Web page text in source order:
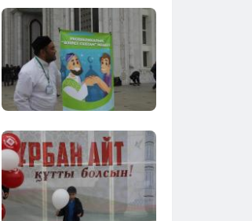
Усть-Каменогорск
Шымкент